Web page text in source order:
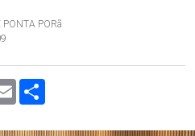
PONTA PORã
Email